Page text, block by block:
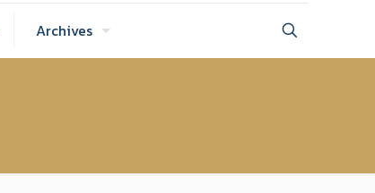
Archives